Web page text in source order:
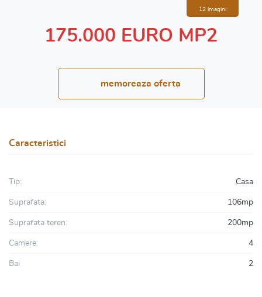
12 imagini
175.000 EURO MP2
memoreaza oferta
Caracteristici
Tip: Casa
Suprafata: 106mp
Suprafata teren: 200mp
Camere: 4
Bai 2